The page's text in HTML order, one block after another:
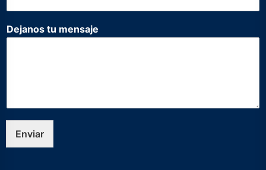
e
l
n
i
Dejanos tu mensaje
Enviar